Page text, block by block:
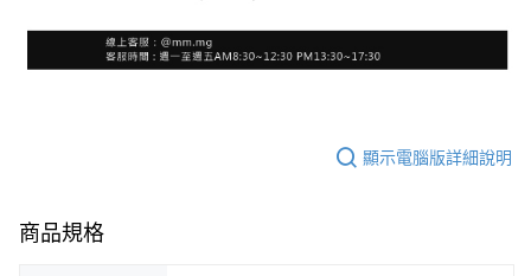
顯示電腦版詳細說明
商品規格